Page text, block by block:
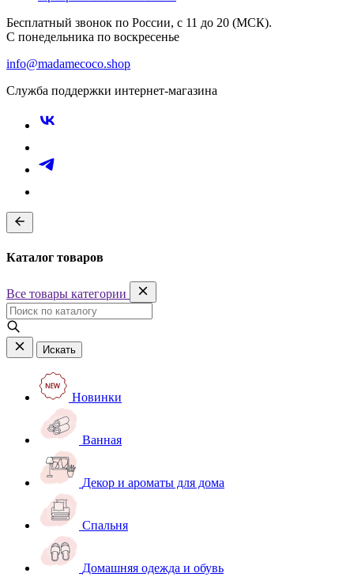
Бесплатный звонок по России, с 11 до 20 (МСК).
С понедельника по воскресенье
info@madamecoco.shop
Служба поддержки интернет-магазина
Каталог товаров
Все товары категории
Искать
Новинки
Ванная
Декор и ароматы для дома
Спальня
Домашняя одежда и обувь